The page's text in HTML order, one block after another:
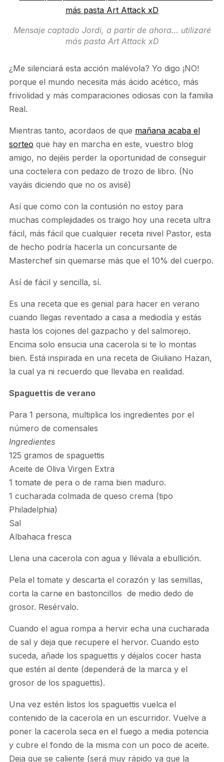
Mensaje captado Jordi, a partir de ahora… utilizaré
más pasta Art Attack xD
¿Me silenciará esta acción malévola? Yo digo ¡NO!
porque el mundo necesita más ácido acético, más
frivolidad y más comparaciones odiosas con la familia
Real.
Mientras tanto, acordaos de que mañana acaba el
sorteo que hay en marcha en este, vuestro blog
amigo, no dejéis perder la oportunidad de conseguir
una coctelera con pedazo de trozo de libro. (No
vayáis diciendo que no os avisé)
Así que como con la contusión no estoy para
muchas complejidades os traigo hoy una receta ultra
fácil, más fácil que cualquier receta nivel Pastor, esta
de hecho podría hacerla un concursante de
Masterchef sin quemarse más que el 10% del cuerpo.
Así de fácil y sencilla, sí.
Es una receta que es genial para hacer en verano
cuando llegas reventado a casa a mediodía y estás
hasta los cojones del gazpacho y del salmorejo.
Encima solo ensucia una cacerola si te lo montas
bien. Está inspirada en una receta de Giuliano Hazan,
la cual ya ni recuerdo que llevaba en realidad.
Spaguettis de verano
Para 1 persona, multiplica los ingredientes por el
número de comensales
Ingredientes
125 gramos de spaguettis
Aceite de Oliva Virgen Extra
1 tomate de pera o de rama bien maduro.
1 cucharada colmada de queso crema (tipo
Philadelphia)
Sal
Albahaca fresca
Llena una cacerola con agua y llévala a ebullición.
Pela el tomate y descarta el corazón y las semillas,
corta la carne en bastoncillos de medio dedo de
grosor. Resérvalo.
Cuando el agua rompa a hervir echa una cucharada
de sal y deja que recupere el hervor. Cuando esto
suceda, añade los spaguettis y déjalos cocer hasta
que estén al dente (dependerá de la marca y el
grosor de los spaguettis).
Una vez estén listos los spaguettis vuelca el
contenido de la cacerola en un escurridor. Vuelve a
poner la cacerola seca en el fuego a media potencia
y cubre el fondo de la misma con un poco de aceite.
Deja que se caliente (será muy rápido ya que la